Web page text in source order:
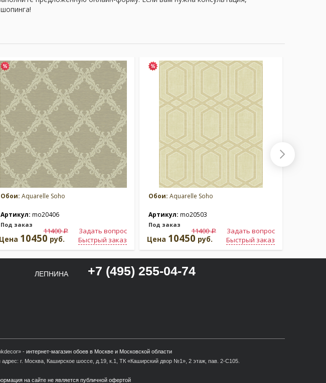
Обои: Aquarelle Soho
Артикул: mo20406
Под заказ
Задать вопрос
Быстрый заказ
Цена 10450 руб.
11400a
Обои: Aquarelle Soho
Артикул: mo20503
Под заказ
Задать вопрос
Быстрый заказ
Цена 10450 руб.
11400a
ЛЕПНИНА +7 (495) 255-04-74
- интернет-магазин обоев в Москве и Московской области
г. Москва, Каширское шоссе, д.19, к.1, ТК «Каширский двор №1», 2 этаж, пав. 2-С105.
на сайте не является публичной офертой